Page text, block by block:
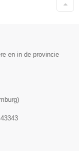
en in de provincie
)